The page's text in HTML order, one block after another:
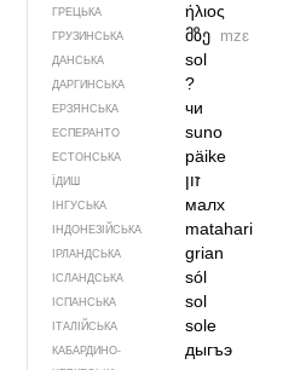
ГРЕЦЬКА ήλιος
ГРУЗИНСЬКА მზე mzɛ
ДАНСЬКА sol
ДАРГИНСЬКА ?
ЕРЗЯНСЬКА чи
ЕСПЕРАНТО suno
ЕСТОНСЬКА päike
ЇДИШ זון
ІНГУСЬКА малх
ІНДОНЕЗІЙСЬКА matahari
ІРЛАНДСЬКА grian
ІСЛАНДСЬКА sól
ІСПАНСЬКА sol
ІТАЛІЙСЬКА sole
КАБАРДИНО-
дыгъэ